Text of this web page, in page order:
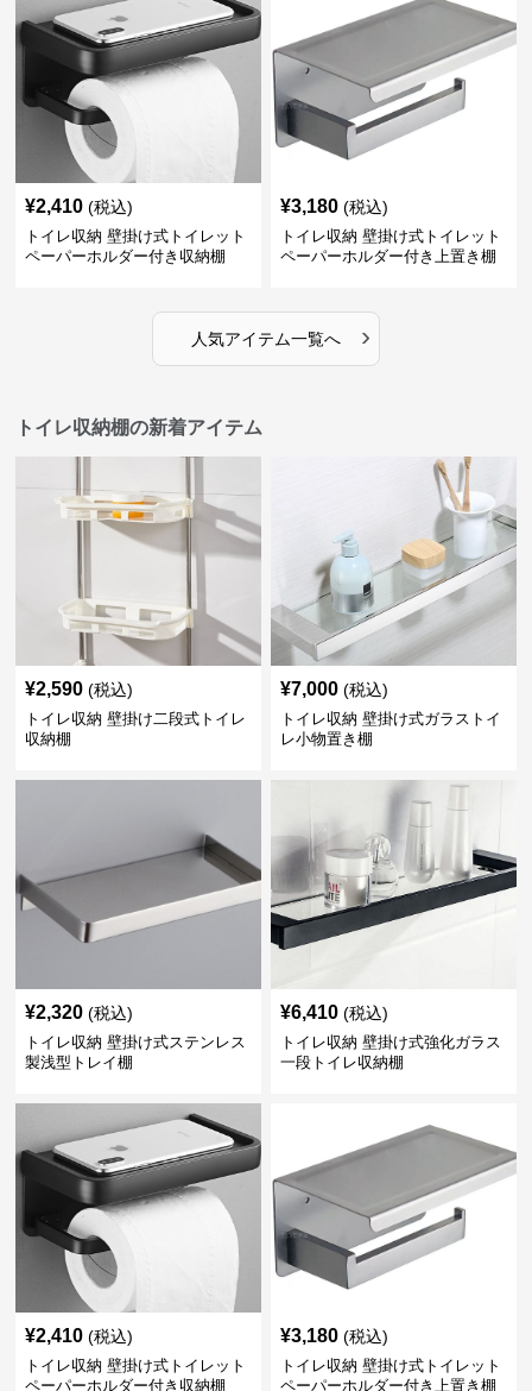
¥2,410 (税込)
トイレ収納 壁掛け式トイレット
ペーパーホルダー付き収納棚
¥3,180 (税込)
トイレ収納 壁掛け式トイレット
ペーパーホルダー付き上置き棚
人気アイテム一覧へ ›
トイレ収納棚の新着アイテム
¥2,590 (税込)
トイレ収納 壁掛け二段式トイレ
収納棚
¥7,000 (税込)
トイレ収納 壁掛け式ガラストイ
レ小物置き棚
¥2,320 (税込)
トイレ収納 壁掛け式ステンレス
製浅型トレイ棚
¥6,410 (税込)
トイレ収納 壁掛け式強化ガラス
一段トイレ収納棚
¥2,410 (税込)
トイレ収納 壁掛け式トイレット
ペーパーホルダー付き収納棚
¥3,180 (税込)
トイレ収納 壁掛け式トイレット
ペーパーホルダー付き上置き棚